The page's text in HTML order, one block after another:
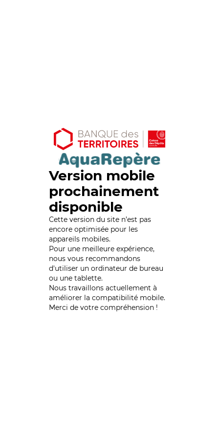
Version mobile
prochainement
disponible
Cette version du site n’est pas
encore optimisée pour les
appareils mobiles.
Pour une meilleure expérience,
nous vous recommandons
d'utiliser un ordinateur de bureau
ou une tablette.
Nous travaillons actuellement à
améliorer la compatibilité mobile.
Merci de votre compréhension !